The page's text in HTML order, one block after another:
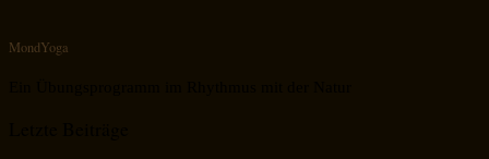
MondYoga